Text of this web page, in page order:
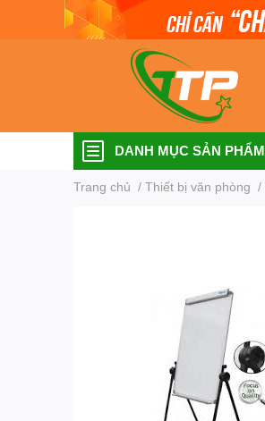
DANH MỤC SẢN PHẨM
Trang chủ / Thiết bị văn phòng /